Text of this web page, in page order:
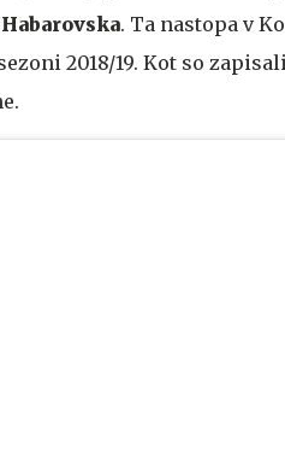
Habarovska. Ta nastopa v
2018/19. Kot so